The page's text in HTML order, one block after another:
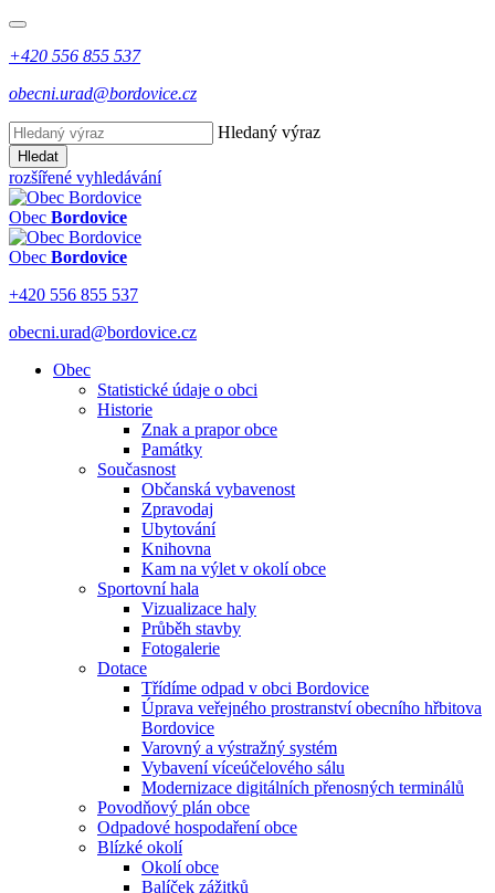
+420 556 855 537
obecni.urad@bordovice.cz
Hledaný výraz
Hledat
rozšířené vyhledávání
Obec Bordovice
Obec Bordovice
+420 556 855 537
obecni.urad@bordovice.cz
Obec
Statistické údaje o obci
Historie
Znak a prapor obce
Památky
Současnost
Občanská vybavenost
Zpravodaj
Ubytování
Knihovna
Kam na výlet v okolí obce
Sportovní hala
Vizualizace haly
Průběh stavby
Fotogalerie
Dotace
Třídíme odpad v obci Bordovice
Úprava veřejného prostranství obecního hřbitova
Bordovice
Varovný a výstražný systém
Vybavení víceúčelového sálu
Modernizace digitálních přenosných terminálů
Povodňový plán obce
Odpadové hospodaření obce
Blízké okolí
Okolí obce
Balíček zážitků